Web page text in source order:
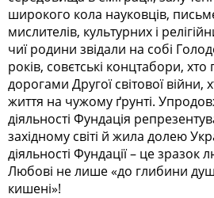
широкого кола науковців,
мислителів, культурних і
чиї родини звідали на собі
років, совєтські концтабори,
дорогами Другої світової війни,
життя на чужому ґрунті. Упродовж
діяльності Фундація
західному світі й жила долею
діяльності Фундації – це зразок
Любові не лише «до глибини
кишені»!